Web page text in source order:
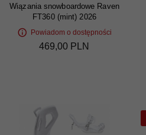
Wiązania snowboardowe Raven
FT360 (mint) 2026
Powiadom o dostępności
469,00 PLN